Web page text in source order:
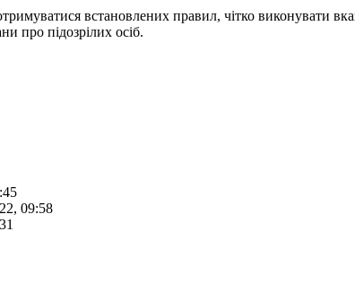
встановлених правил, чітко виконувати
про підозрілих осіб.
09:58